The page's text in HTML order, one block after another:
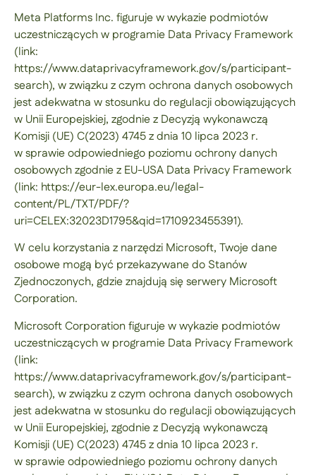
Meta Platforms Inc. figuruje w wykazie podmiotów
uczestniczących w programie Data Privacy Framework
(link:
https://www.dataprivacyframework.gov/s/participant-
search), w związku z czym ochrona danych osobowych
jest adekwatna w stosunku do regulacji obowiązujących
w Unii Europejskiej, zgodnie z Decyzją wykonawczą
Komisji (UE) C(2023) 4745 z dnia 10 lipca 2023 r.
w sprawie odpowiedniego poziomu ochrony danych
osobowych zgodnie z EU-USA Data Privacy Framework
(link: https://eur-lex.europa.eu/legal-
content/PL/TXT/PDF/?
uri=CELEX:32023D1795&qid=1710923455391).
W celu korzystania z narzędzi Microsoft, Twoje dane
osobowe mogą być przekazywane do Stanów
Zjednoczonych, gdzie znajdują się serwery Microsoft
Corporation.
Microsoft Corporation figuruje w wykazie podmiotów
uczestniczących w programie Data Privacy Framework
(link:
https://www.dataprivacyframework.gov/s/participant-
search), w związku z czym ochrona danych osobowych
jest adekwatna w stosunku do regulacji obowiązujących
w Unii Europejskiej, zgodnie z Decyzją wykonawczą
Komisji (UE) C(2023) 4745 z dnia 10 lipca 2023 r.
w sprawie odpowiedniego poziomu ochrony danych